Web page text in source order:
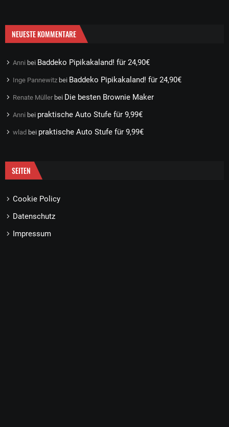
NEUESTE KOMMENTARE
Anni bei Baddeko Pipikakaland! für 24,90€
Inge Pannewitz bei Baddeko Pipikakaland! für 24,90€
Renate Müller bei Die besten Brownie Maker
Anni bei praktische Auto Stufe für 9,99€
wlad bei praktische Auto Stufe für 9,99€
SEITEN
Cookie Policy
Datenschutz
Impressum